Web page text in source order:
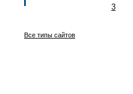
3
Все типы сайтов